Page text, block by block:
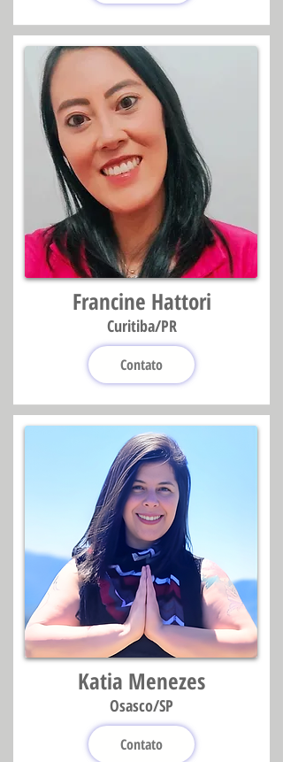
Francine Hattori
Curitiba/PR
Contato
Katia Menezes
Osasco/SP
Contato